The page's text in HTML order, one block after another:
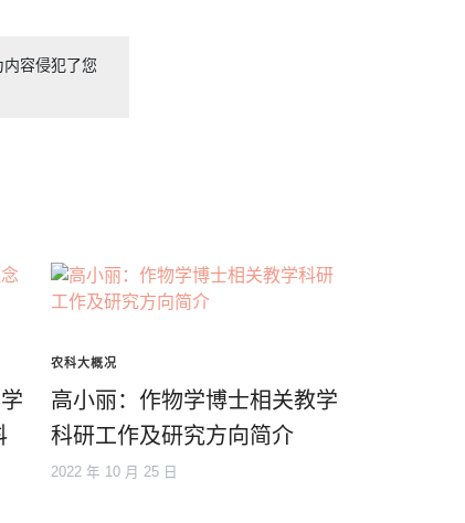
容侵犯了您
农科大概况
高小丽：作物学博士相关教学
科研工作及研究方向简介
2022 年 10 月 25 日